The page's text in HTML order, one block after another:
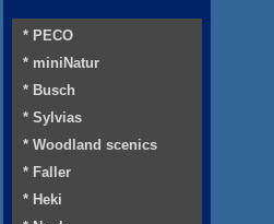
* PECO
* miniNatur
* Busch
* Sylvias
* Woodland scenics
* Faller
* Heki